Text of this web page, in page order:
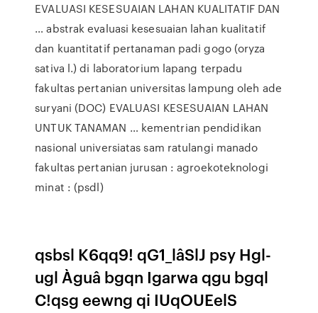
EVALUASI KESESUAIAN LAHAN KUALITATIF DAN
… abstrak evaluasi kesesuaian lahan kualitatif
dan kuantitatif pertanaman padi gogo (oryza
sativa l.) di laboratorium lapang terpadu
fakultas pertanian universitas lampung oleh ade
suryani (DOC) EVALUASI KESESUAIAN LAHAN
UNTUK TANAMAN … kementrian pendidikan
nasional universiatas sam ratulangi manado
fakultas pertanian jurusan : agroekoteknologi
minat : (psdl)
qsbsl K6qq9! qG1_lâSlJ psy Hgl-
ugl Àguâ bgqn Igarwa qgu bgql
C!qsg eewng qi IUqOUEelS